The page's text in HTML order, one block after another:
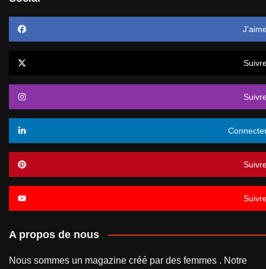
A propos de nous
Nous sommes un magazine créé par des femmes . Notre